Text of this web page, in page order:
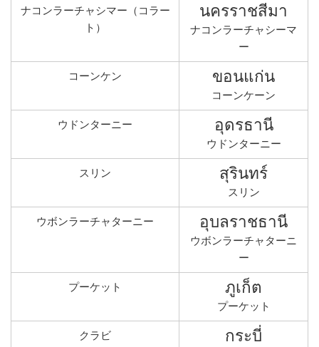
ナコンラーチャシマー（コラー
ト）
นครราชสีมา
ナコンラーチャシーマ
ー
コーンケン ขอนแก่น
コーンケーン
ウドンターニー อุดรธานี
ウドンターニー
スリン สุรินทร์
スリン
ウボンラーチャターニー อุบลราชธานี
ウボンラーチャターニ
ー
プーケット ภูเก็ต
プーケット
クラビ กระบี่